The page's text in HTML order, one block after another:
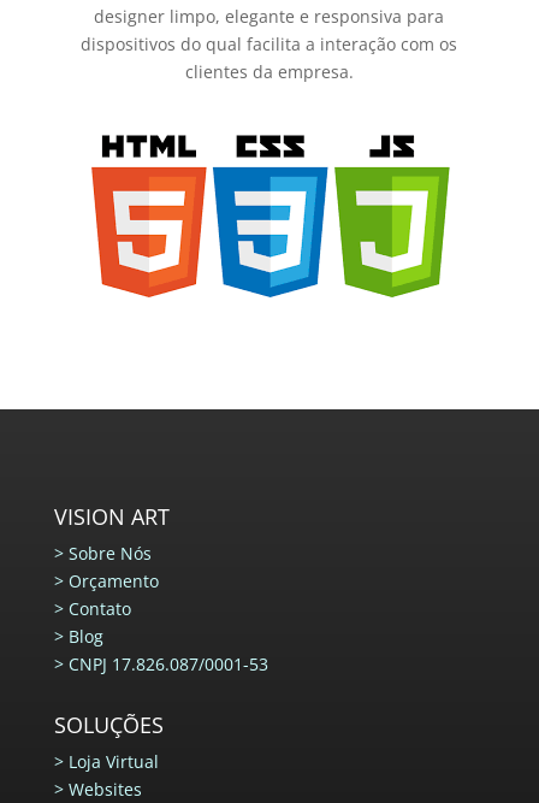
designer limpo, elegante e responsiva para
dispositivos do qual facilita a interação com os
clientes da empresa.
VISION ART
> Sobre Nós
> Orçamento
> Contato
> Blog
> CNPJ 17.826.087/0001-53
SOLUÇÕES
> Loja Virtual
> Websites